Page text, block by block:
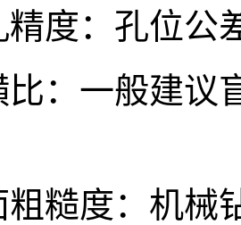
：孔位公差
一般建议盲
度：机械钻